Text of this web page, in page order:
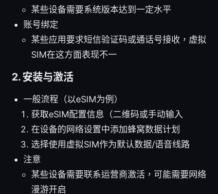
某些设备需要系统版本达到一定水平
账号绑定
某些应用要求短信验证码或通话号接收，虚拟
SIM在这方面表现不一
2. 安装与激活
一般流程（以eSIM为例）
获取eSIM配置信息（二维码或手动输入
在设备的网络设置中添加蜂窝数据计划
选择使用虚拟SIM作为默认数据/语音线路
注意
某些设备需要联系运营商激活，可能需要网络
漫游开启